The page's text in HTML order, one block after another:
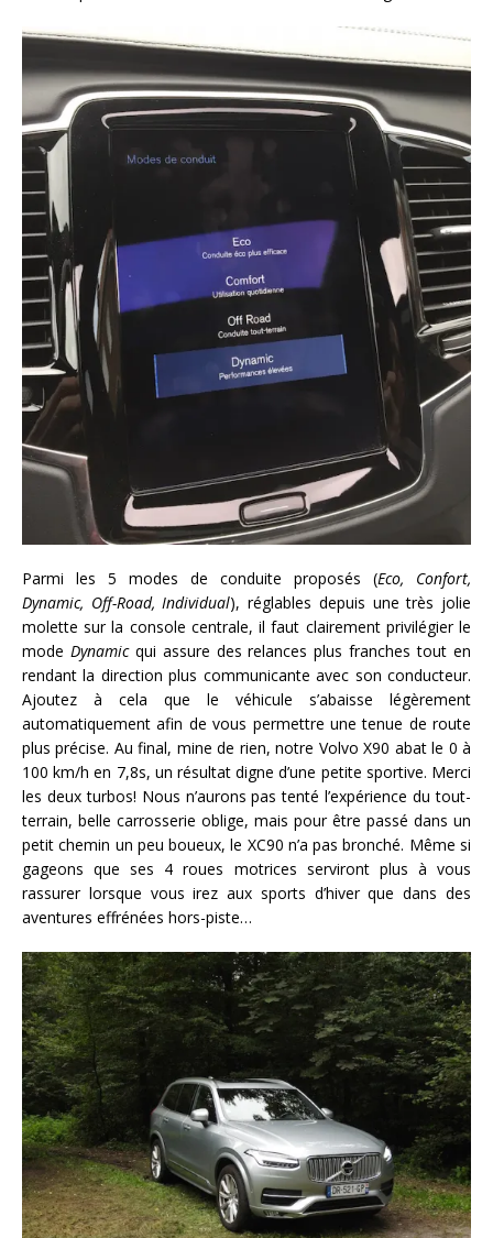
Parmi les 5 modes de conduite proposés (Eco, Confort,
Dynamic, Off-Road, Individual), réglables depuis une très jolie
molette sur la console centrale, il faut clairement privilégier le
mode Dynamicqui assure des relances plus franches tout en
rendant la direction plus communicante avec son conducteur.
Ajoutez à cela que le véhicule s’abaisse légèrement
automatiquement afin de vous permettre une tenue de route
plus précise. Au final, mine de rien, notre Volvo X90 abat le 0 à
100 km/h en 7,8s, un résultat digne d’une petite sportive. Merci
les deux turbos! Nous n’aurons pas tenté l’expérience du tout-
terrain, belle carrosserie oblige, mais pour être passé dans un
petit chemin un peu boueux, le XC90 n’a pas bronché. Même si
gageons que ses 4 roues motrices serviront plus à vous
rassurer lorsque vous irez aux sports d’hiver que dans des
aventures effrénées hors-piste…